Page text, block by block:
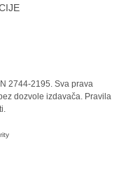
2744-2195. Sva prava
dozvole izdavača. Pravila